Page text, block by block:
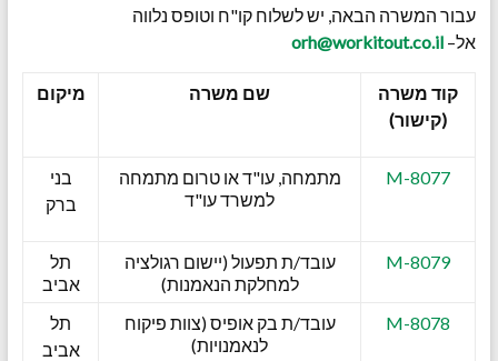
עבור המשרה הבאה, יש לשלוח קו"ח וטופס נלווה
אל– orh@workitout.co.il
קוד משרה
(קישור)
שם משרה מיקום
M-8077
מתמחה, עו"ד או טרום מתמחה
למשרד עו"ד
בני
ברק
M-8079
עובד/ת תפעול (יישום רגולציה
למחלקת הנאמנות)
תל
אביב
M-8078
עובד/ת בק אופיס (צוות פיקוח
לנאמנויות)
תל
אביב